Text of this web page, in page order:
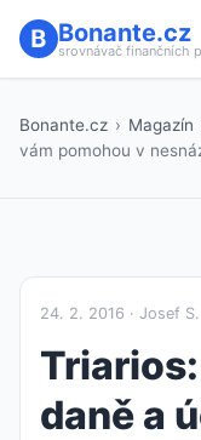
Bonante.cz
srovnávač finančních
Bonante.cz › Magazín
vám pomohou v
24. 2. 2016 · Josef S.
daně a